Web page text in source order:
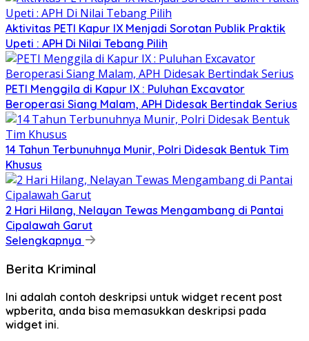
Aktivitas PETI Kapur IX Menjadi Sorotan Publik Praktik
Upeti : APH Di Nilai Tebang Pilih
PETI Menggila di Kapur IX : Puluhan Excavator
Beroperasi Siang Malam, APH Didesak Bertindak Serius
14 Tahun Terbunuhnya Munir, Polri Didesak Bentuk Tim
Khusus
2 Hari Hilang, Nelayan Tewas Mengambang di Pantai
Cipalawah Garut
Selengkapnya
Berita Kriminal
Ini adalah contoh deskripsi untuk widget recent post
wpberita, anda bisa memasukkan deskripsi pada
widget ini.